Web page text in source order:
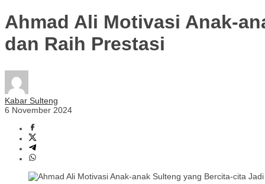
Ahmad Ali Motivasi Anak-
dan Raih Prestasi
Kabar Sulteng
6 November 2024